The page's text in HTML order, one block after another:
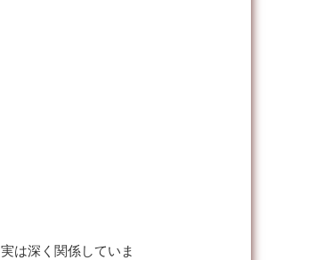
は深く関係していま